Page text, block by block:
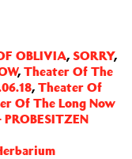
OBLIVIA, SORRY,
, Theater Of The
, Theater Of
Of The Long Now